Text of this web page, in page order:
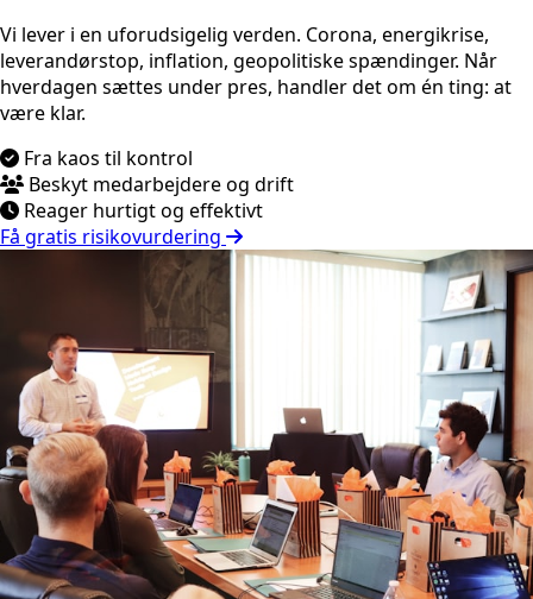
Vi lever i en uforudsigelig verden. Corona, energikrise,
leverandørstop, inflation, geopolitiske spændinger. Når
hverdagen sættes under pres, handler det om én ting: at
være klar.
Fra kaos til kontrol
Beskyt medarbejdere og drift
Reager hurtigt og effektivt
Få gratis risikovurdering